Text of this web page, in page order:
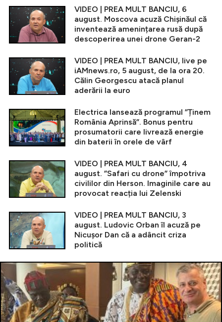
VIDEO | PREA MULT BANCIU, 6
august. Moscova acuză Chișinăul că
inventează amenințarea rusă după
descoperirea unei drone Geran-2
VIDEO | PREA MULT BANCIU, live pe
iAMnews.ro, 5 august, de la ora 20.
Călin Georgescu atacă planul
aderării la euro
Electrica lansează programul ”Ținem
România Aprinsă”. Bonus pentru
prosumatorii care livrează energie
din baterii în orele de vârf
VIDEO | PREA MULT BANCIU, 4
august. ”Safari cu drone” împotriva
civililor din Herson. Imaginile care au
provocat reacția lui Zelenski
VIDEO | PREA MULT BANCIU, 3
august. Ludovic Orban îl acuză pe
Nicușor Dan că a adâncit criza
politică